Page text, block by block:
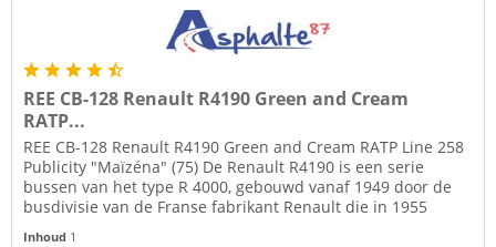
REE CB-128 Renault R4190 Green and Cream
RATP...
REE CB-128 Renault R4190 Green and Cream RATP Line 258
Publicity "Maïzéna" (75) De Renault R4190 is een serie
bussen van het type R 4000, gebouwd vanaf 1949 door de
busdivisie van de Franse fabrikant Renault die in 1955
Inhoud 1